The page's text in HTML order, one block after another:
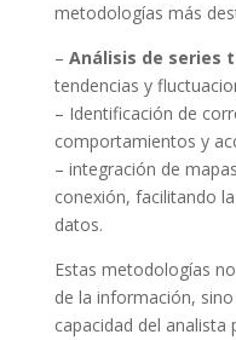
metodologías más
– Análisis de series
tendencias y
– Identificación de
comportamientos y
– integración de
conexión, facilitando
datos.
Estas metodologías
de la información,
capacidad del analista